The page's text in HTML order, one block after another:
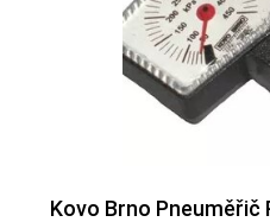
Kovo Brno Pneuměřič